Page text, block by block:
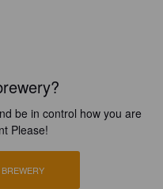
be in control how you are
Please!